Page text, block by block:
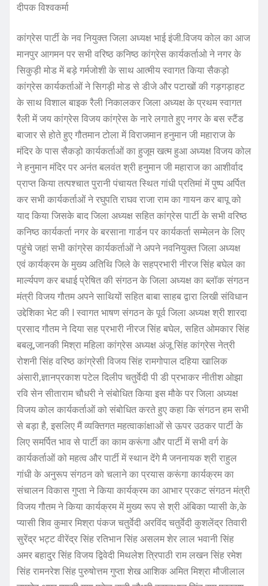
दीपक विश्वकर्मा
कांग्रेस पार्टी के नव नियुक्त जिला अध्यक्ष भाई इंजी.विजय कोल का आज
मानपुर आगमन पर सभी वरिष्ठ कनिष्ठ कांग्रेस कार्यकर्ताओ ने नगर के
सिकुड़ी मोड में बड़े गर्मजोशी के साथ आत्मीय स्वागत किया सैकड़ो
कांग्रेस कार्यकर्ताओं ने सिगड़ी मोड से डीजे और पटाखों की गड़गड़ाहट
के साथ विशाल बाइक रैली निकालकर जिला अध्यक्ष के प्रथम स्वागत
रैली में जय कांग्रेस विजय कांग्रेस के नारे लगाते हुए नगर के बस स्टैंड
बाजार से होते हुए गौतमान टोला में विराजमान हनुमान जी महाराज के
मंदिर के पास सैकड़ो कार्यकर्ताओं का हुजूम खत्म हुआ अध्यक्ष विजय कोल
ने हनुमान मंदिर पर अनंत बलवंत श्री हनुमान जी महाराज का आशीर्वाद
प्राप्त किया तत्पश्चात पुरानी पंचायत स्थित गांधी प्रतिमां में पुष्प अर्पित
कर सभी कार्यकर्ताओं ने रघुपति राघव राजा राम का गायन कर बापू को
याद किया जिसके बाद जिला अध्यक्ष सहित कांग्रेस पार्टी के सभी वरिष्ठ
कनिष्ठ कार्यकर्ता नगर के बरसाना गार्डन पर कार्यकर्ता सम्मेलन के लिए
पहुंचे जहां सभी कांग्रेस कार्यकर्ताओं ने अपने नवनियुक्त जिला अध्यक्ष
एवं कार्यक्रम के मुख्य अतिथि जिले के सहप्रभारी नीरज सिंह बघेल का
मार्ल्यपण कर बधाई प्रेषित की संगठन के जिला अध्यक्ष का ब्लॉक संगठन
मंत्री विजय गौतम अपने साथियों सहित बाबा साहब द्वारा लिखी संविधान
उद्देशिका भेट की l स्वागत भाषण संगठन के पूर्व जिला अध्यक्ष श्री शारदा
प्रसाद गौतम ने दिया सह प्रभारी नीरज सिंह बघेल, सहित ओमकार सिंह
बबलू,जानकी मिश्रा महिला कांग्रेस अध्यक्ष अंजू सिंह कांग्रेस नेत्री
रोशनी सिंह वरिष्ठ कांग्रेसी विजय सिंह रामगोपाल दहिया खालिक
अंसारी,ज्ञानप्रकाश पटेल दिलीप चतुर्वेदी पी डी प्रभाकर नीतीश ओझा
रवि सेन सीताराम चौधरी ने संबोधित किया इस मौके पर जिला अध्यक्ष
विजय कोल कार्यकर्ताओं को संबोधित करते हुए कहा कि संगठन हम सभी
से बड़ा है, इसलिए मैं व्यक्तिगत महत्वाकांक्षाओं से ऊपर उठकर पार्टी के
लिए समर्पित भाव से पार्टी का काम करूंगा और पार्टी में सभी वर्ग के
कार्यकर्ताओं को महत्व और पार्टी में स्थान देंगे मै जननायक श्री राहुल
गांधी के अनुरूप संगठन को चलाने का प्रयास करूंगा कार्यक्रम का
संचालन विकास गुप्ता ने किया कार्यक्रम का आभार प्रकट संगठन मंत्री
विजय गौतम ने किया कार्यक्रम में मुख्य रूप से श्री अंबिका प्यासी के,के
प्यासी शिव कुमार मिश्रा पंकज चतुर्वेदी अरविंद चतुर्वेदी कुशलेंद्र तिवारी
सुरेंद्र भट्ट वीरेंद्र सिंह रतिभान सिंह असलम शेर लाल भवानी सिंह
अमर बहादुर सिंह विजय द्विवेदी मिथलेश त्रिपाठी राम लखन सिंह रमेश
सिंह रामनरेश सिंह पुरुषोत्तम गुप्ता शेख आशिक अमित मिश्रा मौजीलाल